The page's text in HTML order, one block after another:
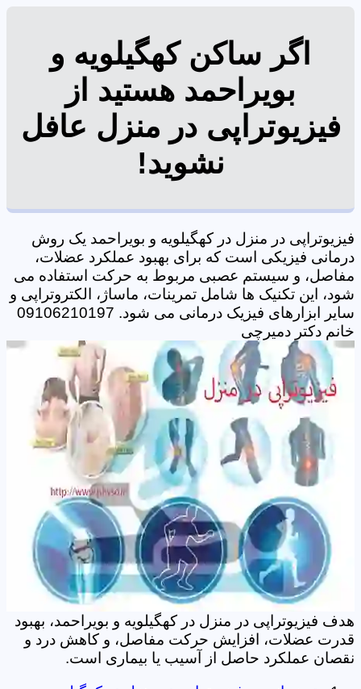
اگر ساکن کهگیلویه و
بویراحمد هستید از
فیزیوتراپی در منزل عافل
نشوید!
فیزیوتراپی در منزل در کهگیلویه و بویراحمد یک روش
درمانی فیزیکی است که برای بهبود عملکرد عضلات،
مفاصل، و سیستم عصبی مربوط به حرکت استفاده می
شود، این تکنیک ها شامل تمرینات، ماساژ، الکتروتراپی و
سایر ابزارهای فیزیک درمانی می شود. 09106210197
خانم دکتر دمیرچی
هدف فیزیوتراپی در منزل در کهگیلویه و بویراحمد، بهبود
قدرت عضلات، افزایش حرکت مفاصل، و کاهش درد و
نقصان عملکرد حاصل از آسیب یا بیماری است.